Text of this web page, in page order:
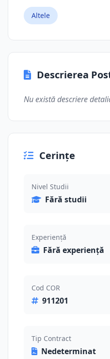
Altele
Descrierea
Nu există descriere
Cerințe
Nivel Studii
Fără studii
Experiență
Fără experiență
Cod COR
911201
Tip Contract
Nedeterminat